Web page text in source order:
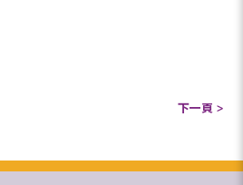
下一頁 >